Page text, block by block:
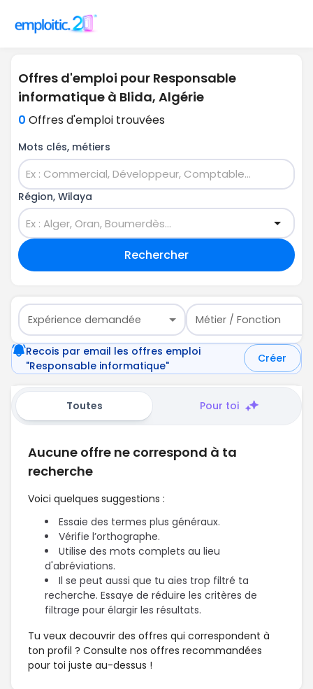
Offres d'emploi pour Responsable
informatique à Blida, Algérie
0 Offres d'emploi trouvées
Mots clés, métiers
Région, Wilaya
Rechercher
Expérience demandée Métier / Fonction
Recois par email les offres emploi
"Responsable informatique"
Créer
Toutes Pour toi
Aucune offre ne correspond à ta
recherche
Voici quelques suggestions :
Essaie des termes plus généraux.
Vérifie l’orthographe.
Utilise des mots complets au lieu
d'abréviations.
Il se peut aussi que tu aies trop filtré ta
recherche. Essaye de réduire les critères de
filtrage pour élargir les résultats.
Tu veux decouvrir des offres qui correspondent à
ton profil ? Consulte nos offres recommandées
pour toi juste au-dessus !